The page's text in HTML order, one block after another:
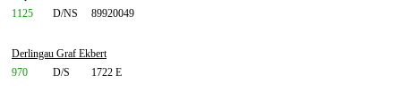
1125
D/NS 89920049
Derlingau Graf Ekbert
970
D/S 1722 E